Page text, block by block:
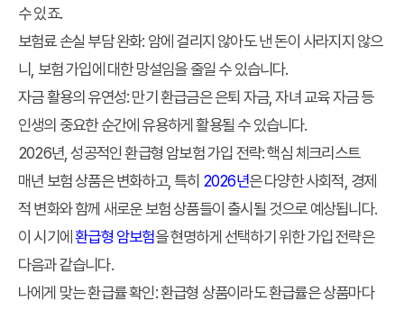
수 있죠.
보험료 손실 부담 완화: 암에 걸리지 않아도 낸 돈이 사라지지 않으
니, 보험 가입에 대한 망설임을 줄일 수 있습니다.
자금 활용의 유연성:만기 환급금은 은퇴 자금, 자녀 교육 자금 등
인생의 중요한 순간에 유용하게 활용될 수 있습니다.
2026년, 성공적인 환급형 암보험 가입 전략: 핵심 체크리스트
매년 보험 상품은 변화하고, 특히 2026년은 다양한 사회적, 경제
적 변화와 함께 새로운 보험 상품들이 출시될 것으로 예상됩니다.
이 시기에환급형 암보험을 현명하게 선택하기 위한 가입 전략은
다음과 같습니다.
나에게 맞는 환급률 확인:환급형 상품이라도 환급률은 상품마다